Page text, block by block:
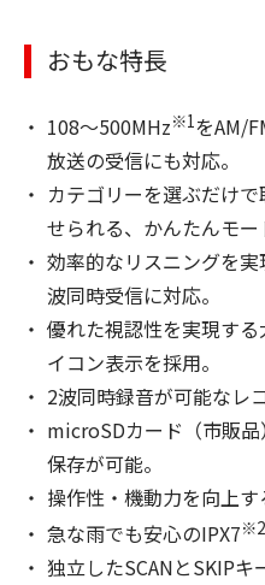
おもな特長
108〜500MHz※1 をAM/
放送の受信にも対応。
カテゴリーを選ぶだけ
せられる、かんたんモー
効率的なリスニングを
波同時受信に対応。
優れた視認性を実現す
イコン表示を採用。
2波同時録音が可能なレ
microSDカード（市販
保存が可能。
操作性・機動力を向上
急な雨でも安心のIPX7※2
独立したSCANとSKIPキ